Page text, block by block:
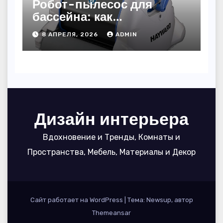
Робот-пылесос для
бассейна: как
пользоваться, чтобы
вода блестела, а
устройство служило 7
8 АПРЕЛЯ, 2026 ADMIN
Дизайн интерьера
Вдохновение и Тренды, Комнаты и
Пространства, Мебель, Материалы и Декор
Сайт работает на WordPress
Тема: Newsup, автор
Themeansar